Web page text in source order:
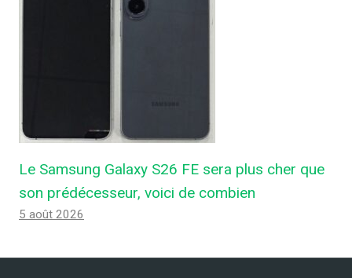
Le Samsung Galaxy S26 FE sera plus cher que
son prédécesseur, voici de combien
5 août 2026